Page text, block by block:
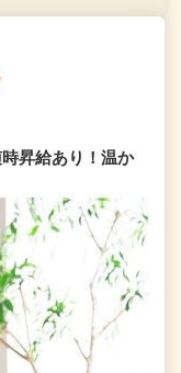
昇給あり！温か